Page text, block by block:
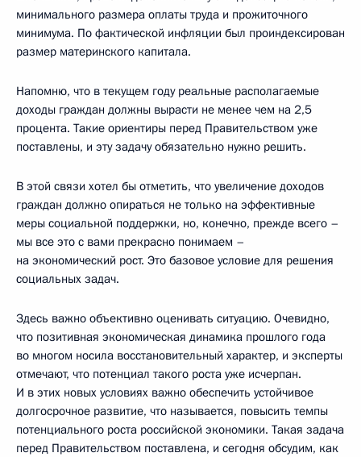
минимального размера оплаты труда и прожиточного
минимума. По фактической инфляции был проиндексирован
размер материнского капитала.
Напомню, что в текущем году реальные располагаемые
доходы граждан должны вырасти не менее чем на 2,5
процента. Такие ориентиры перед Правительством уже
поставлены, и эту задачу обязательно нужно решить.
В этой связи хотел бы отметить, что увеличение доходов
граждан должно опираться не только на эффективные
меры социальной поддержки, но, конечно, прежде всего –
мы все это с вами прекрасно понимаем –
на экономический рост. Это базовое условие для решения
социальных задач.
Здесь важно объективно оценивать ситуацию. Очевидно,
что позитивная экономическая динамика прошлого года
во многом носила восстановительный характер, и эксперты
отмечают, что потенциал такого роста уже исчерпан.
И в этих новых условиях важно обеспечить устойчивое
долгосрочное развитие, что называется, повысить темпы
потенциального роста российской экономики. Такая задача
перед Правительством поставлена, и сегодня обсудим, как